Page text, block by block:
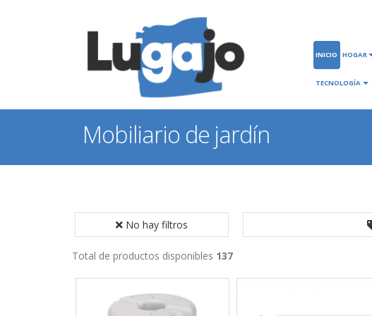
INICIO HOGAR
TECNOLOGÍA
Mobiliario de jardín
No hay filtros
Total de productos disponibles 137